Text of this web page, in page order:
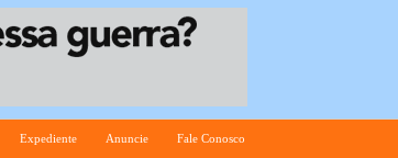
Expediente Anuncie Fale Conosco